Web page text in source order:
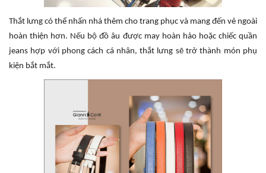
Thắt lưng có thể nhấn nhá thêm cho trang phục và mang đến vẻ ngoài
hoàn thiện hơn. Nếu bộ đồ âu được may hoàn hảo hoặc chiếc quần
jeans hợp với phong cách cá nhân, thắt lưng sẽ trở thành món phụ
kiện bắt mắt.